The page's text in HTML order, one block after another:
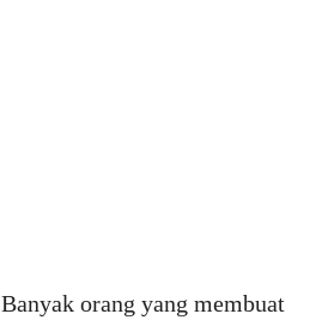
Banyak orang yang membuat